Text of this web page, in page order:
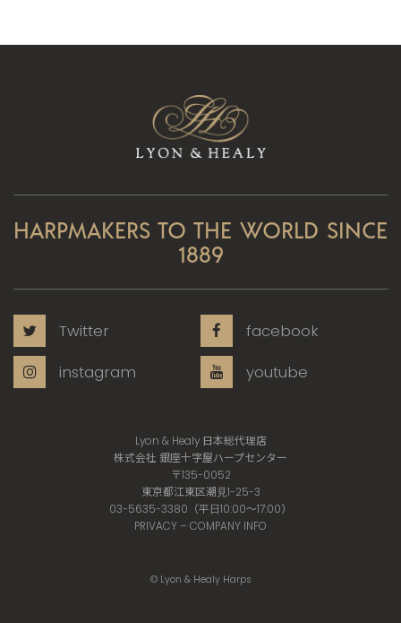
HARPMAKERS TO THE WORLD SINCE
1889
Twitter
facebook
instagram
youtube
Lyon & Healy 日本総代理店
株式会社 銀座十字屋ハープセンター
〒135-0052
東京都江東区潮見1-25-3
03-5635-3380（平日10:00〜17:00）
PRIVACY – COMPANY INFO
© Lyon & Healy Harps